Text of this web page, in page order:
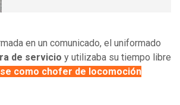
en un comunicado, el uniformado
de servicio y utilizaba su tiempo libre
como chofer de locomoción